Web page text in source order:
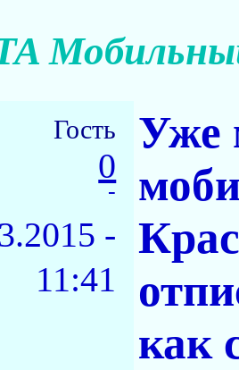
Гость
0
-
-
11:41
Уже
как